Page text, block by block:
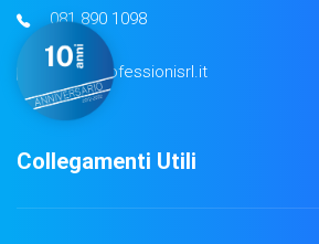
081 890 1098
info@professionisrl.it
Collegamenti Utili